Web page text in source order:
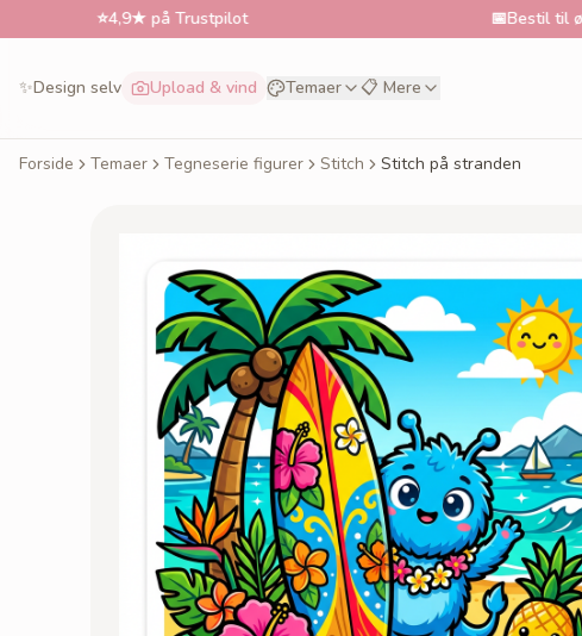
4,9★ på Trustpilot Bestil til ønsket dato
✨Design selv Upload & vind Temaer 📋 Mere
Forside Temaer Tegneserie figurer Stitch Stitch på stranden